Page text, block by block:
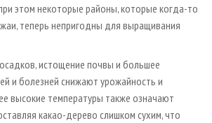
этом некоторые районы, которые когда-то
теперь непригодны для выращивания
истощение почвы и большее
и болезней снижают урожайность и
высокие температуры также означают
какао-дерево слишком сухим, что